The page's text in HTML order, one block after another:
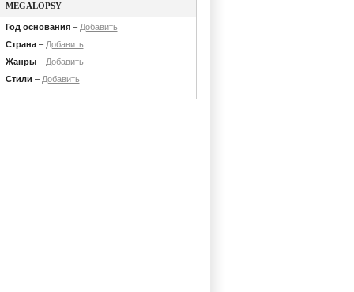
MEGALOPSY
Год основания– Добавить
Страна– Добавить
Жанры– Добавить
Стили – Добавить